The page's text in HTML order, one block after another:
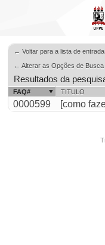
← Voltar para a lista de
← Alterar as Opções de Busca
Resultados da
FAQ#
TITULO
0000599 [como